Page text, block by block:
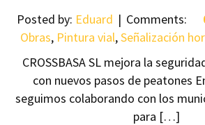
Posted by: Eduard Comments:
Obras, Pintura vial,Señalización
CROSSBASA SL mejora la
con nuevos pasos de peatones
seguimos colaborando con los
para […]